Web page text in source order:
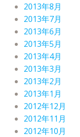
2013年8月
2013年7月
2013年6月
2013年5月
2013年4月
2013年3月
2013年2月
2013年1月
2012年12月
2012年11月
2012年10月